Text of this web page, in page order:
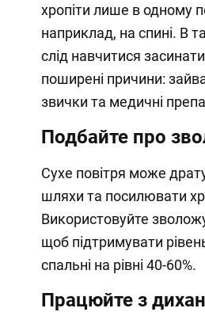
хропіти лише в одному
наприклад, на спині. В
слід навчитися
поширені причини:
звички та медичні
Подбайте про
Сухе повітря може
шляхи та посилювати
Використовуйте
щоб підтримувати
спальні на рівні 40-60%.
Працюйте з